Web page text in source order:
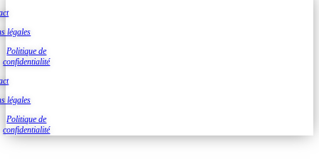
légales
Politique de
confidentialité
légales
Politique de
confidentialité